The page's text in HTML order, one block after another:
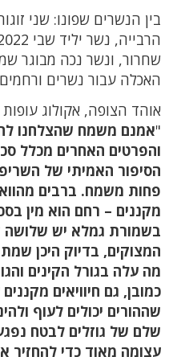
בין הנשרים שפונו: שני
שחרור, ונשר נכה מבוגר
האכלה עבור נשרים
אוהד הצופה, אקולוג
"אמנם משמח שהצלחנו
והפרטים האחרים מכלל
הסיפור האמיתי של
פחות משמח. ברבים
מקננים – רחם הוא מין
בשמורת גמלא יש שלושה
המצוקים, בדיוק היכן
מה עלה בגורל הקינים
כמובן, גם חיוויאים
שההורים יכולים לעוף
שלם של גוזלים לבטח
עצומה מאוד כדי להחזיר